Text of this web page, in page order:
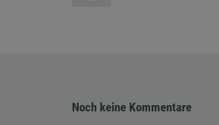
Noch keine Kommentare